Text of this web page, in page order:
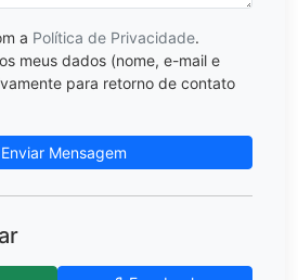
a Política de Privacidade.
meus dados (nome, e-mail e
para retorno de contato
Enviar Mensagem